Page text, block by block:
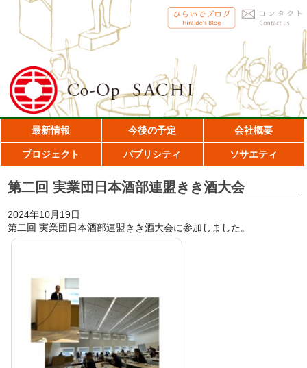
最新情報 今後の予定 会社概要
プロジェクト パブリシティ ソサエティ
第二回 実業団日本酒部連盟きき酒大会
2024年10月19日
第二回 実業団日本酒部連盟きき酒大会に参加しました。